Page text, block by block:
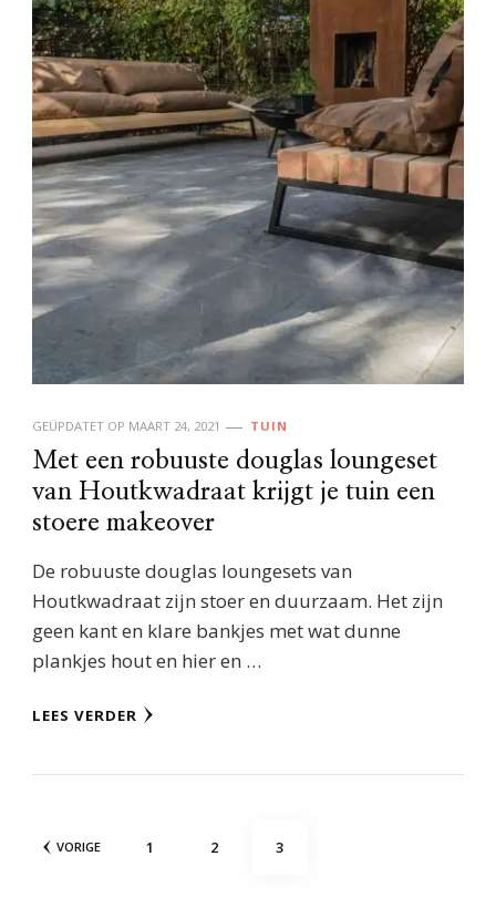
GEÜPDATET OP MAART 24, 2021 TUIN
Met een robuuste douglas loungeset
van Houtkwadraat krijgt je tuin een
stoere makeover
De robuuste douglas loungesets van
Houtkwadraat zijn stoer en duurzaam. Het zijn
geen kant en klare bankjes met wat dunne
plankjes hout en hier en …
LEES VERDER
Berichten
VORIGE PAGINA
1 PAGINA
2 PAGINA
3